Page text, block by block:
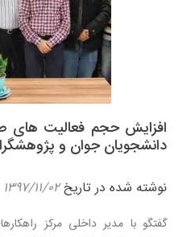
افزایش حجم فعالیت های
دانشجویان جوان و
نوشته شده در تاریخ۱۳۹۷/۱۱/۰۲
گفتگو با مدیر داخلی مرکز